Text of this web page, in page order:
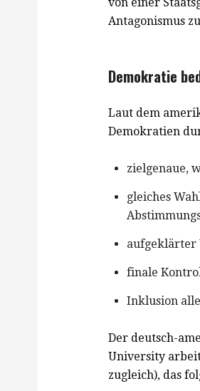
von einer
Antagonismus
Demokratie
Laut dem
Demokratien
zielgenaue,
gleiches
aufgeklärter
finale
Inklusion
Der deutsch-
University
zugleich), das